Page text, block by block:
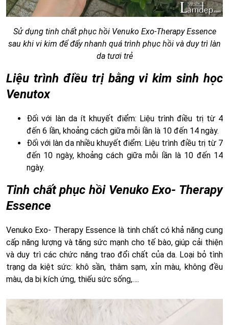
Sử dụng tinh chất phục hồi Venuko Exo-Therapy Essence
sau khi vi kim để đẩy nhanh quá trình phục hồi và duy trì làn
da tươi trẻ
Liệu trình điều trị bằng vi kim sinh học
Venutox
Đối với làn da ít khuyết điểm: Liệu trình điều trị từ 4
đến 6 lần, khoảng cách giữa mỗi lần là 10 đến 14 ngày.
Đối với làn da nhiều khuyết điểm: Liệu trình điều trị từ 7
đến 10 ngày, khoảng cách giữa mỗi lần là 10 đến 14
ngày.
Tinh chất phục hồi Venuko Exo- Therapy
Essence
Venuko Exo- Therapy Essence là tinh chất có khả năng cung
cấp năng lượng và tăng sức mạnh cho tế bào, giúp cải thiện
và duy trì các chức năng trao đổi chất của da. Loại bỏ tình
trạng da kiệt sức: khô sần, thâm sạm, xỉn màu, không đều
màu, da bị kích ứng, thiếu sức sống,….